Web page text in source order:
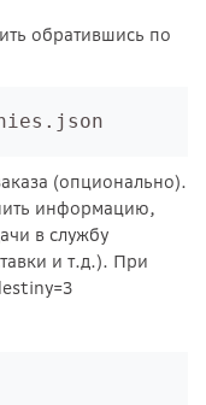
обратившись по
(опционально).
информацию,
в службу
и т.д.). При